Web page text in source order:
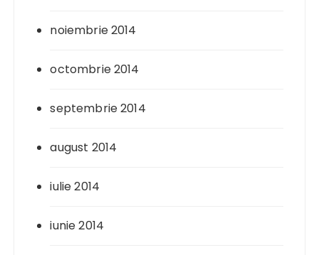
noiembrie 2014
octombrie 2014
septembrie 2014
august 2014
iulie 2014
iunie 2014